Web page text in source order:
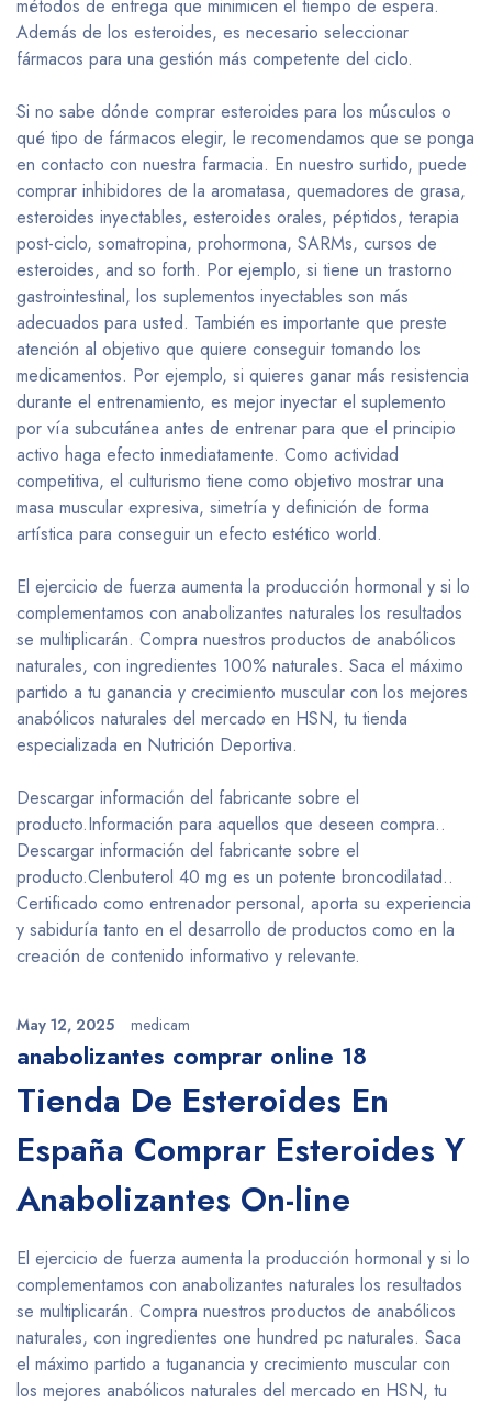
métodos de entrega que minimicen el tiempo de espera.
Además de los esteroides, es necesario seleccionar
fármacos para una gestión más competente del ciclo.
Si no sabe dónde comprar esteroides para los músculos o
qué tipo de fármacos elegir, le recomendamos que se ponga
en contacto con nuestra farmacia. En nuestro surtido, puede
comprar inhibidores de la aromatasa, quemadores de grasa,
esteroides inyectables, esteroides orales, péptidos, terapia
post-ciclo, somatropina, prohormona, SARMs, cursos de
esteroides, and so forth. Por ejemplo, si tiene un trastorno
gastrointestinal, los suplementos inyectables son más
adecuados para usted. También es importante que preste
atención al objetivo que quiere conseguir tomando los
medicamentos. Por ejemplo, si quieres ganar más resistencia
durante el entrenamiento, es mejor inyectar el suplemento
por vía subcutánea antes de entrenar para que el principio
activo haga efecto inmediatamente. Como actividad
competitiva, el culturismo tiene como objetivo mostrar una
masa muscular expresiva, simetría y definición de forma
artística para conseguir un efecto estético world.
El ejercicio de fuerza aumenta la producción hormonal y si lo
complementamos con anabolizantes naturales los resultados
se multiplicarán. Compra nuestros productos de anabólicos
naturales, con ingredientes 100% naturales. Saca el máximo
partido a tu ganancia y crecimiento muscular con los mejores
anabólicos naturales del mercado en HSN, tu tienda
especializada en Nutrición Deportiva.
Descargar información del fabricante sobre el
producto.Información para aquellos que deseen compra..
Descargar información del fabricante sobre el
producto.Clenbuterol 40 mg es un potente broncodilatad..
Certificado como entrenador personal, aporta su experiencia
y sabiduría tanto en el desarrollo de productos como en la
creación de contenido informativo y relevante.
May 12, 2025 medicam
anabolizantes comprar online 18
Tienda De Esteroides En
España Comprar Esteroides Y
Anabolizantes On-line
El ejercicio de fuerza aumenta la producción hormonal y si lo
complementamos con anabolizantes naturales los resultados
se multiplicarán. Compra nuestros productos de anabólicos
naturales, con ingredientes one hundred pc naturales. Saca
el máximo partido a tuganancia y crecimiento muscular con
los mejores anabólicos naturales del mercado en HSN, tu